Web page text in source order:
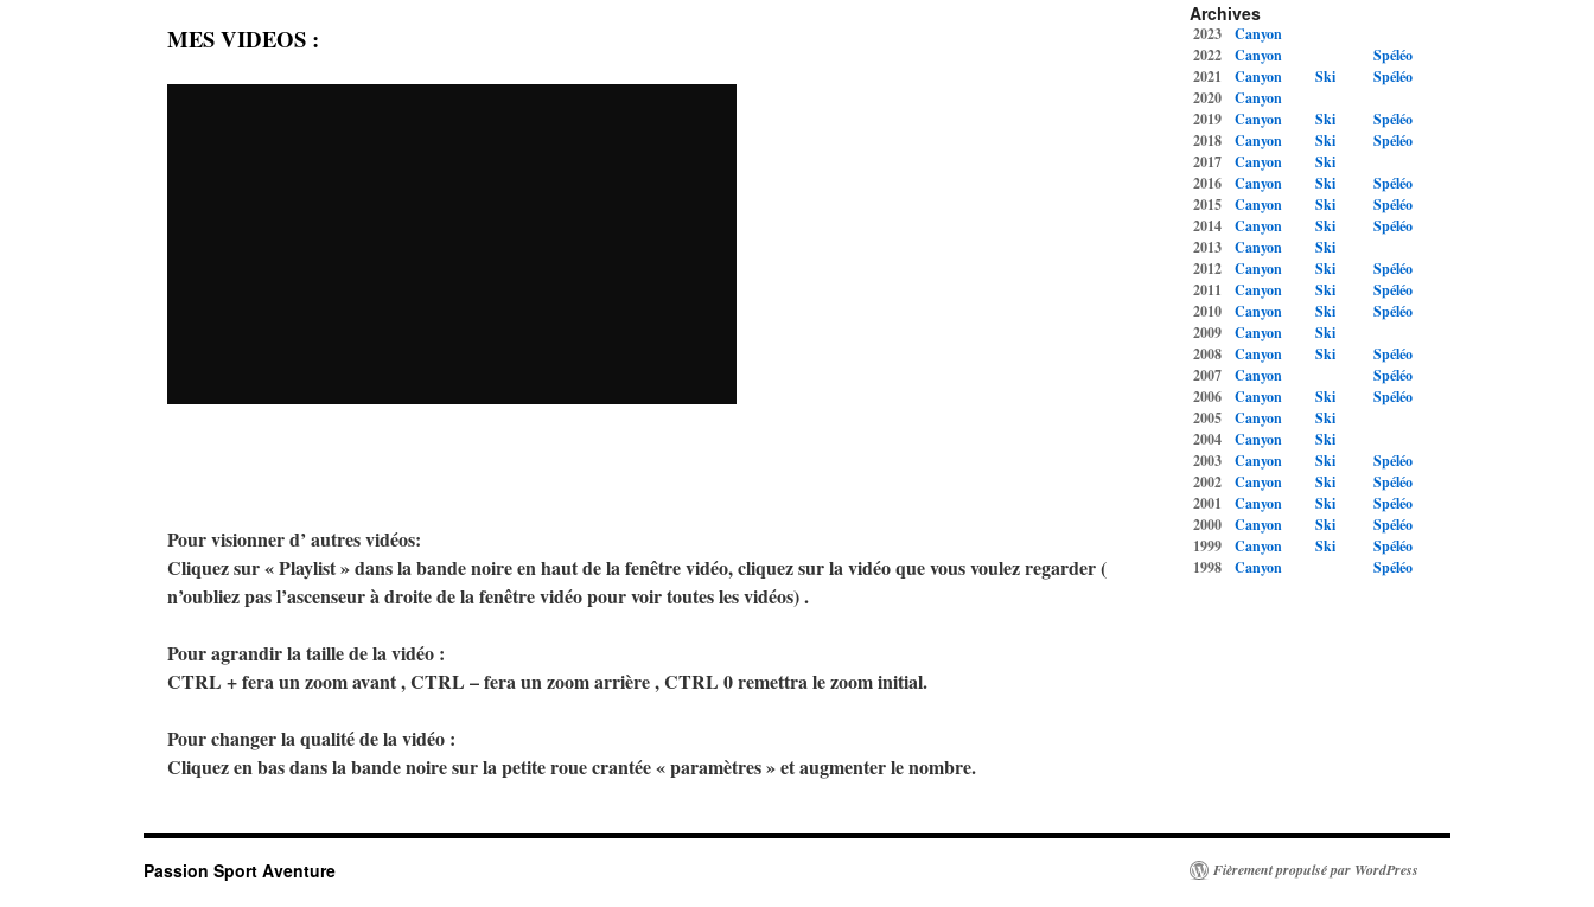
MES VIDEOS :
Pour visionner d’ autres vidéos:
Cliquez sur « Playlist » dans la bande noire en haut de la fenêtre vidéo, cliquez sur la vidéo que vous voulez regarder (
n’oubliez pas l’ascenseur à droite de la fenêtre vidéo pour voir toutes les vidéos) .
Pour agrandir la taille de la vidéo :
CTRL + fera un zoom avant , CTRL – fera un zoom arrière , CTRL 0 remettra le zoom initial.
Pour changer la qualité de la vidéo :
Cliquez en bas dans la bande noire sur la petite roue crantée « paramètres » et augmenter le nombre.
Archives
2023
Canyon
2022
Canyon
Spéléo
2021
Canyon Ski
Spéléo
2020
Canyon
2019
Canyon Ski
Spéléo
2018
Canyon Ski
Spéléo
2017
Canyon
Ski
2016
Canyon Ski
Spéléo
2015
Canyon Ski
Spéléo
2014
Canyon Ski
Spéléo
2013
Canyon
Ski
2012
Canyon Ski
Spéléo
2011
Canyon Ski
Spéléo
2010
Canyon Ski
Spéléo
2009
Canyon
Ski
2008
Canyon Ski
Spéléo
2007
Canyon
Spéléo
2006
Canyon Ski
Spéléo
2005
Canyon
Ski
2004
Canyon
Ski
2003
Canyon Ski
Spéléo
2002
Canyon Ski
Spéléo
2001
Canyon Ski
Spéléo
2000
Canyon Ski
Spéléo
1999
Canyon Ski
Spéléo
1998
Canyon Spéléo
Passion Sport Aventure Fièrement propulsé par WordPress